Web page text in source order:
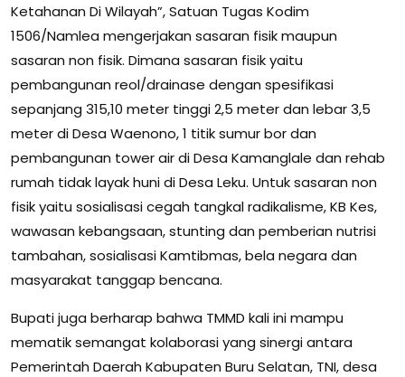
Ketahanan Di Wilayah”, Satuan Tugas Kodim
1506/Namlea mengerjakan sasaran fisik maupun
sasaran non fisik. Dimana sasaran fisik yaitu
pembangunan reol/drainase dengan spesifikasi
sepanjang 315,10 meter tinggi 2,5 meter dan lebar 3,5
meter di Desa Waenono, 1 titik sumur bor dan
pembangunan tower air di Desa Kamanglale dan rehab
rumah tidak layak huni di Desa Leku. Untuk sasaran non
fisik yaitu sosialisasi cegah tangkal radikalisme, KB Kes,
wawasan kebangsaan, stunting dan pemberian nutrisi
tambahan, sosialisasi Kamtibmas, bela negara dan
masyarakat tanggap bencana.
Bupati juga berharap bahwa TMMD kali ini mampu
mematik semangat kolaborasi yang sinergi antara
Pemerintah Daerah Kabupaten Buru Selatan, TNI, desa